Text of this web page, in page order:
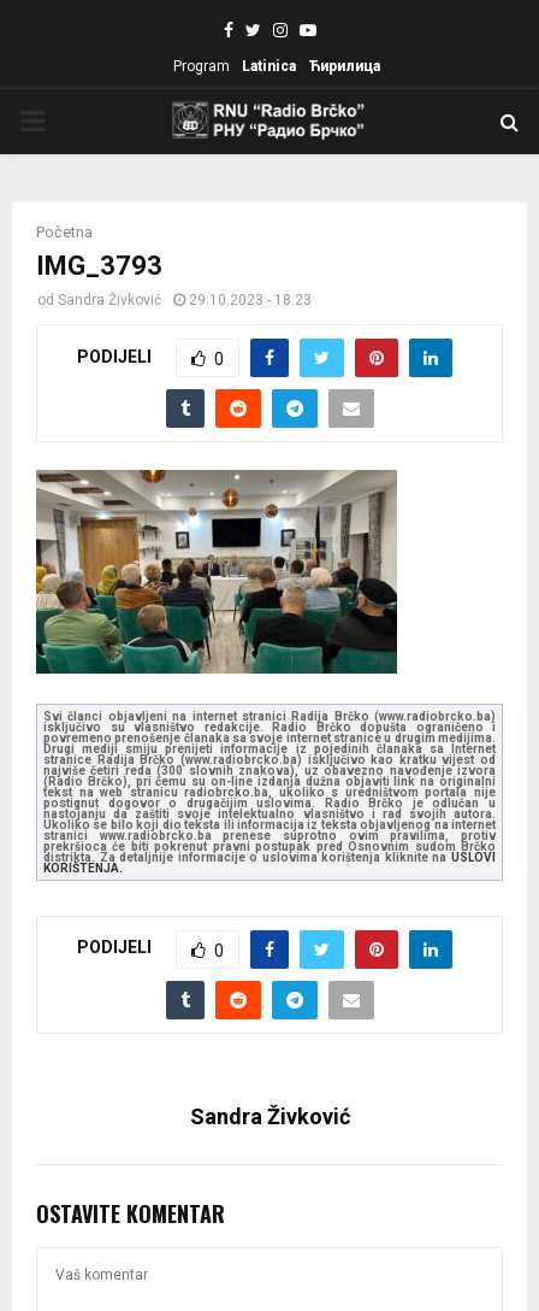
Facebook
TwitterInstagram
Youtube
Program Latinica Ћирилица
Početna
IMG_3793
od Sandra Živković 29.10.2023 - 18:23
PODIJELI 0
Svi članci objavljeni na internet stranici Radija Brčko (www.radiobrcko.ba)
isključivo su vlasništvo redakcije. Radio Brčko dopušta ograničeno i
povremeno prenošenje članaka sa svoje internet stranice u drugim medijima.
Drugi mediji smiju prenijeti informacije iz pojedinih članaka sa Internet
stranice Radija Brčko (www.radiobrcko.ba) isključivo kao kratku vijest od
najviše četiri reda (300 slovnih znakova), uz obavezno navođenje izvora
(Radio Brčko), pri čemu su on-line izdanja dužna objaviti link na originalni
tekst na web stranicu radiobrcko.ba, ukoliko s uredništvom portala nije
postignut dogovor o drugačijim uslovima. Radio Brčko je odlučan u
nastojanju da zaštiti svoje intelektualno vlasništvo i rad svojih autora.
Ukoliko se bilo koji dio teksta ili informacija iz teksta objavljenog na internet
stranici www.radiobrcko.ba prenese suprotno ovim pravilima, protiv
prekršioca će biti pokrenut pravni postupak pred Osnovnim sudom Brčko
distrikta. Za detaljnije informacije o uslovima korištenja kliknite na USLOVI
KORIŠTENJA.
PODIJELI 0
Sandra Živković
OSTAVITE KOMENTAR